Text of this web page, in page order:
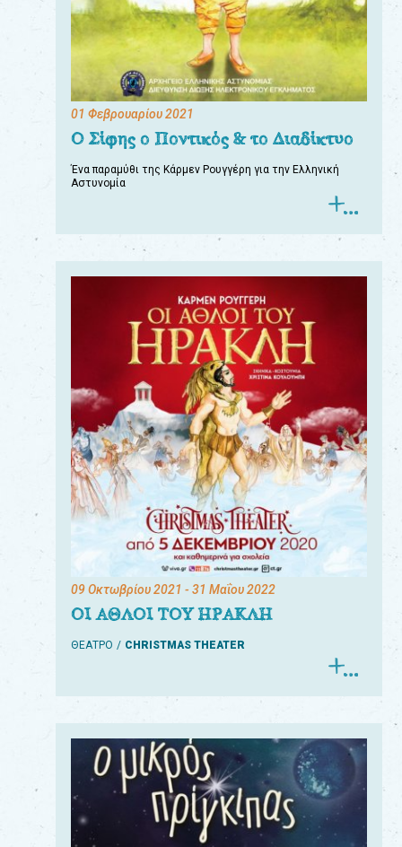
01 Φεβρουαρίου 2021
Ο Σίφης ο Ποντικός & το Διαδίκτυο
Ένα παραμύθι της Κάρμεν Ρουγγέρη για την Ελληνική
Αστυνομία
09 Οκτωβρίου 2021 - 31 Μαΐου 2022
ΟΙ ΑΘΛΟΙ ΤΟΥ ΗΡΑΚΛΗ
ΘΕΑΤΡΟ CHRISTMAS THEATER